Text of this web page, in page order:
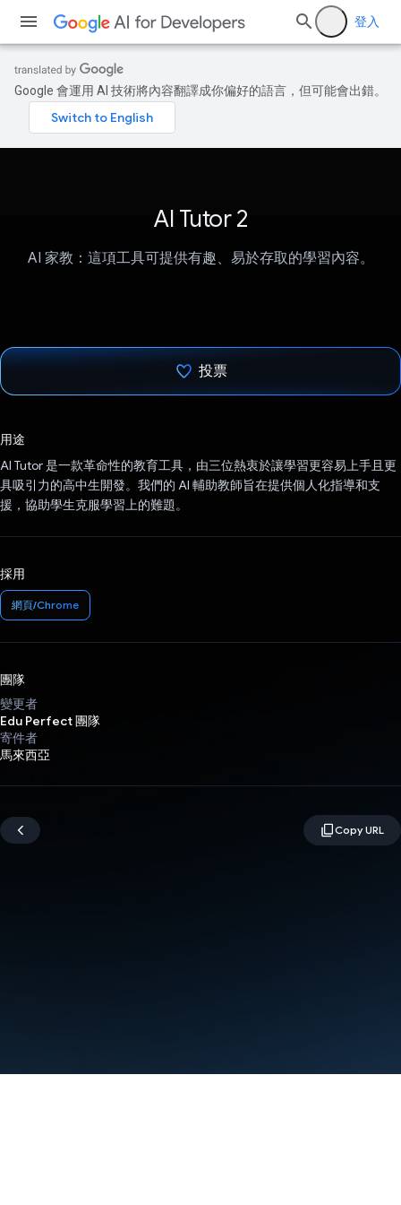
登入
Google 會運用 AI 技術將內容翻譯成你偏好的語言，但可能會出錯。
AI Tutor 2
AI 家教：這項工具可提供有趣、易於存取的學習內容。
投票
用途
AI Tutor 是一款革命性的教育工具，由三位熱衷於讓學習更容易上手且更
具吸引力的高中生開發。我們的 AI 輔助教師旨在提供個人化指導和支
援，協助學生克服學習上的難題。
採用
網頁/Chrome
團隊
變更者
Edu Perfect 團隊
寄件者
馬來西亞